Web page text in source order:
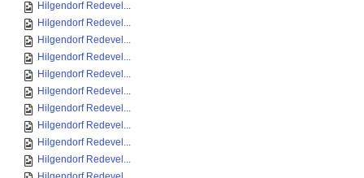
Hilgendorf Redevel...
Hilgendorf Redevel...
Hilgendorf Redevel...
Hilgendorf Redevel...
Hilgendorf Redevel...
Hilgendorf Redevel...
Hilgendorf Redevel...
Hilgendorf Redevel...
Hilgendorf Redevel...
Hilgendorf Redevel...